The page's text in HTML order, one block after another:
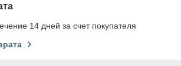
14 дней за счет покупателя